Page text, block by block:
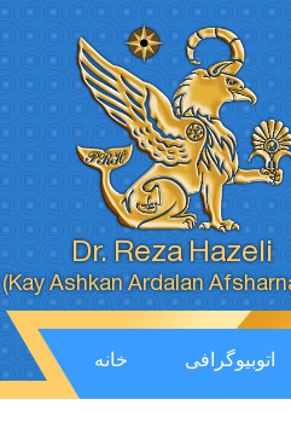
Dr. Reza Hazeli
(Kay Ashkan Ardalan
خانه اتوبیوگرافی